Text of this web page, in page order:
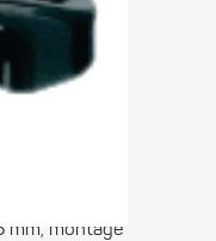
mm, montage